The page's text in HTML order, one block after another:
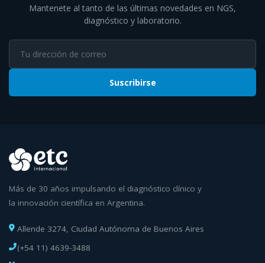
Mantenete al tanto de las últimas novedades en NGS,
diagnóstico y laboratorio.
Suscribirse
Más de 30 años impulsando el diagnóstico clínico y
la innovación científica en Argentina.
Allende 3274, Ciudad Autónoma de Buenos Aires
(+54 11) 4639-3488